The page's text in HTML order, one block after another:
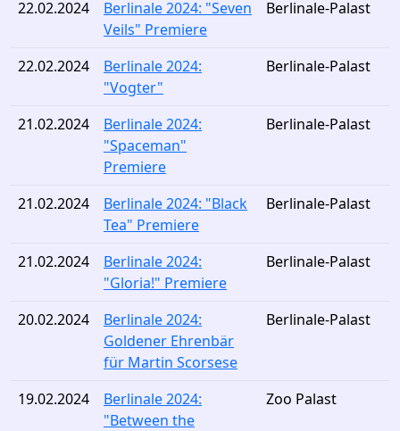
22.02.2024
Berlinale 2024: "Seven
Veils" Premiere
Berlinale-Palast
22.02.2024
Berlinale 2024:
"Vogter"
Berlinale-Palast
21.02.2024
Berlinale 2024:
"Spaceman"
Premiere
Berlinale-Palast
21.02.2024
Berlinale 2024: "Black
Tea" Premiere
Berlinale-Palast
21.02.2024
Berlinale 2024:
"Gloria!" Premiere
Berlinale-Palast
20.02.2024
Berlinale 2024:
Goldener Ehrenbär
für Martin Scorsese
Berlinale-Palast
19.02.2024
Berlinale 2024:
"Between the
Zoo Palast